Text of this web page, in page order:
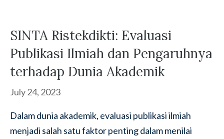
SINTA Ristekdikti: Evaluasi
Publikasi Ilmiah dan Pengaruhnya
terhadap Dunia Akademik
July 24, 2023
Dalam dunia akademik, evaluasi publikasi ilmiah
menjadi salah satu faktor penting dalam menilai